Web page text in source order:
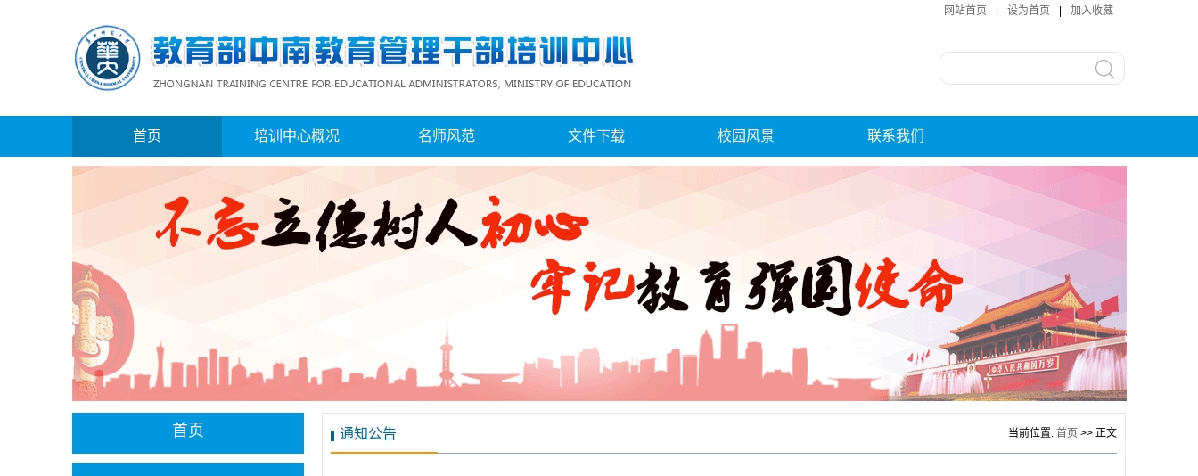
网站首页 设为首页 加入收藏
首页 培训中心概况 名师风范 文件下载 校园风景 联系我们
首页 通知公告 当前位置: 首页 >> 正文